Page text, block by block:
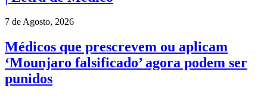
7 de Agosto, 2026
Médicos que prescrevem ou aplicam
‘Mounjaro falsificado’ agora podem ser
punidos